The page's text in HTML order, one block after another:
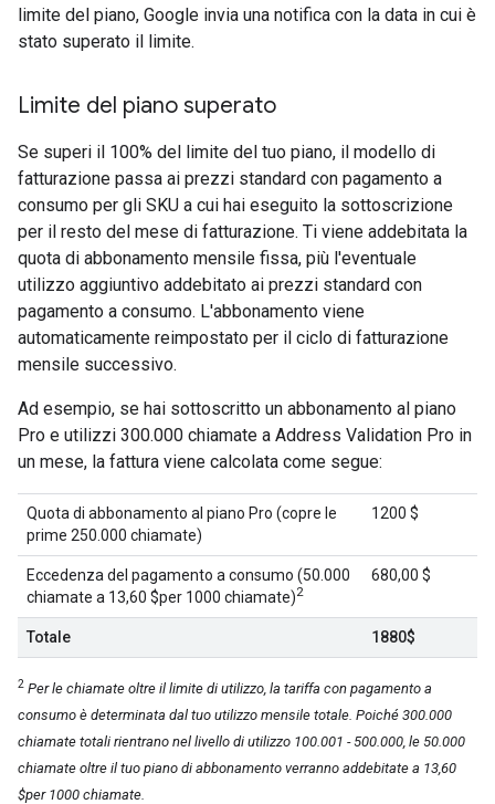
limite del piano, Google invia una notifica con la data in cui è
stato superato il limite.
Limite del piano superato
Se superi il 100% del limite del tuo piano, il modello di
fatturazione passa ai prezzi standard con pagamento a
consumo per gli SKU a cui hai eseguito la sottoscrizione
per il resto del mese di fatturazione. Ti viene addebitata la
quota di abbonamento mensile fissa, più l'eventuale
utilizzo aggiuntivo addebitato ai prezzi standard con
pagamento a consumo. L'abbonamento viene
automaticamente reimpostato per il ciclo di fatturazione
mensile successivo.
Ad esempio, se hai sottoscritto un abbonamento al piano
Pro e utilizzi 300.000 chiamate a Address Validation Pro in
un mese, la fattura viene calcolata come segue:
Quota di abbonamento al piano Pro (copre le
prime 250.000 chiamate)
1200 $
Eccedenza del pagamento a consumo (50.000
chiamate a 13,60 $per 1000 chiamate)2
680,00 $
Totale 1880$
2 Per le chiamate oltre il limite di utilizzo, la tariffa con pagamento a
consumo è determinata dal tuo utilizzo mensile totale. Poiché 300.000
chiamate totali rientrano nel livello di utilizzo 100.001 - 500.000, le 50.000
chiamate oltre il tuo piano di abbonamento verranno addebitate a 13,60
$per 1000 chiamate.